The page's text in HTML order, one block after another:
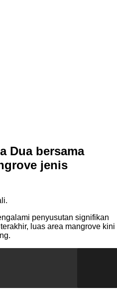
Dua bersama
jenis
penyusutan signifikan
luas area mangrove kini